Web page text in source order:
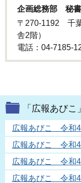
企画総務部 秘
〒270-1192 千
舎2階）
電話：04-7185-
「広報あび
広報あびこ 令和
広報あびこ 令和
広報あびこ 令和
広報あびこ 令和